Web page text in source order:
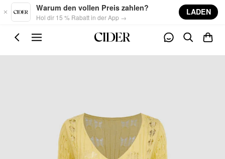
Skip to main content
Warum den vollen Preis zahlen?
Hol dir 15 % Rabatt in der App →
LADEN